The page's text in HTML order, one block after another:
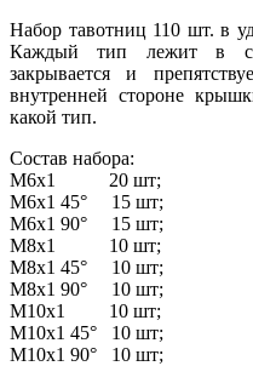
Набор тавотниц 110 шт. в
Каждый тип лежит в
закрывается и
внутренней стороне
какой тип.
Состав набора:
М6х1 20 шт;
М6х1 45° 15 шт;
М6х1 90° 15 шт;
М8х1 10 шт;
М8х1 45° 10 шт;
М8х1 90° 10 шт;
М10х1 10 шт;
М10х1 45° 10 шт;
М10х1 90° 10 шт;